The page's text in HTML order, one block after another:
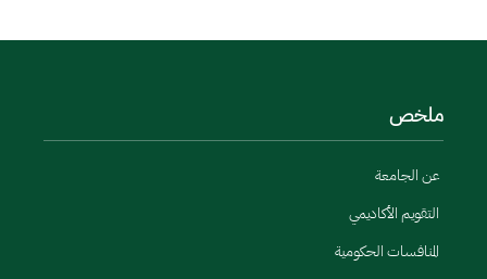
ملخص
عن الجامعة
التقويم الأكاديمي
المنافسات الحكومية